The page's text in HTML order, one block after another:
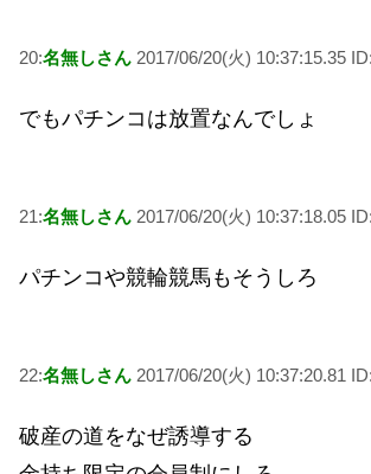
20:名無しさん 2017/06/20(火) 10:37:15.35
でもパチンコは放置なんでしょ
21:名無しさん 2017/06/20(火) 10:37:18.05
パチンコや競輪競馬もそうしろ
22:名無しさん 2017/06/20(火) 10:37:20.81
破産の道をなぜ誘導する